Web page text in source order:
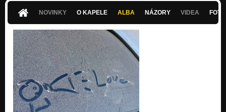
NOVINKY O KAPELE ALBA NÁZORY VIDEA